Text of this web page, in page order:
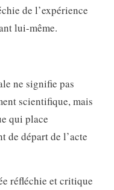
de l’expérience
lui-même.
ne signifie pas
scientifique, mais
qui place
de départ de l’acte
réfléchie et critique